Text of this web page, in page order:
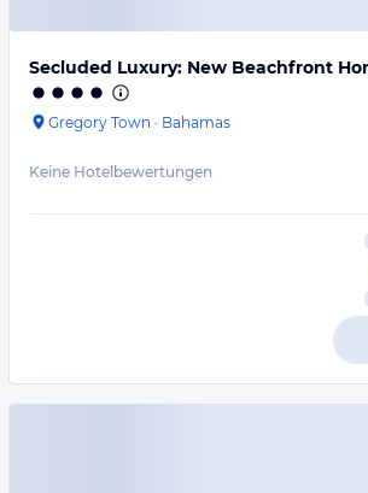
Secluded Luxury: New Beachfront
Gregory Town · Bahamas
Keine Hotelbewertungen